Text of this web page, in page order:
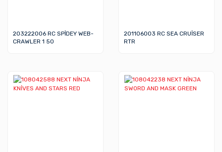
203222006 RC SPİDEY WEB-
CRAWLER 1 50
201106003 RC SEA CRUİSER
RTR